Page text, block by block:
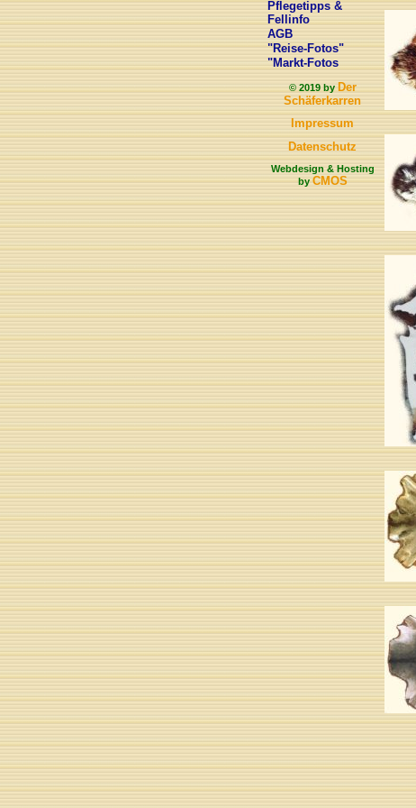
Pflegetipps &
Fellinfo
AGB
"Reise-Fotos"
"Markt-Fotos
© 2019 byDer
Schäferkarren
Impressum
Datenschutz
Webdesign & Hosting
byCMOS